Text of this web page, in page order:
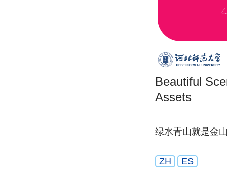
Beautiful
Assets
绿水青山就是金
ZH ES